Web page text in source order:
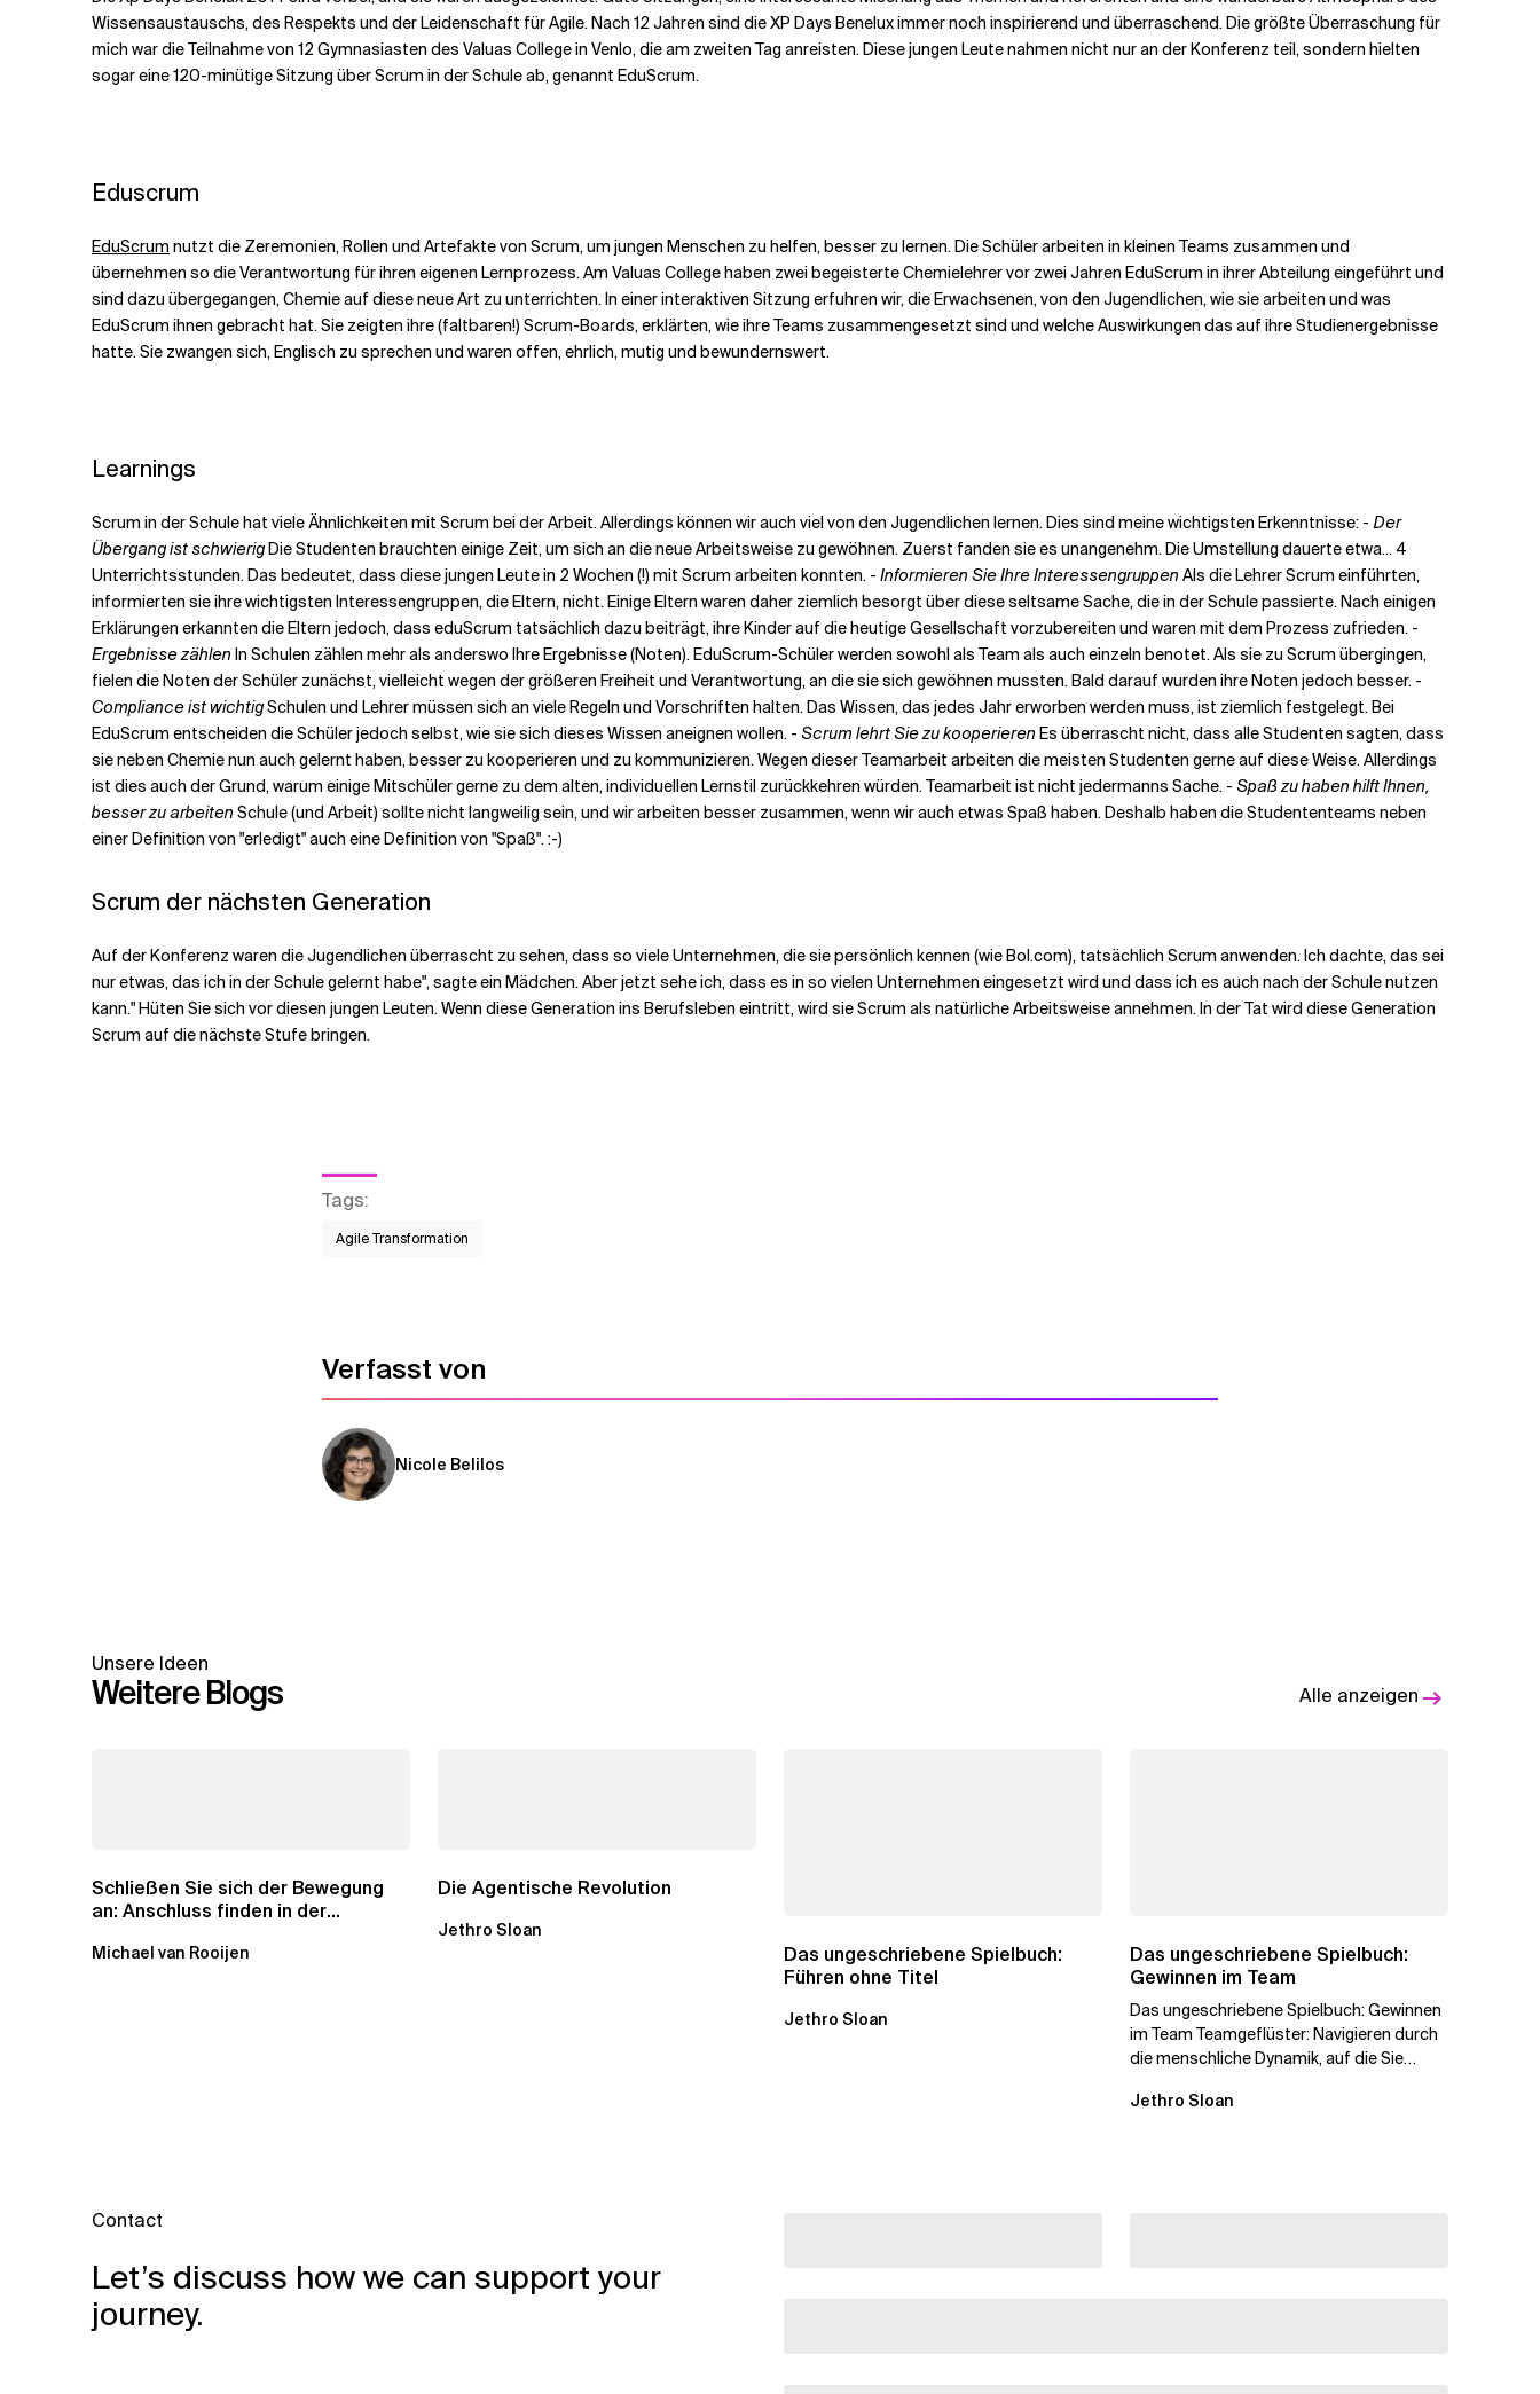
Verwandte Themen
Wissensaustauschs, des Respekts und der Leidenschaft für Agile. Nach 12 Jahren sind die XP Days Benelux immer noch inspirierend und überraschend. Die größte Überraschung für
mich war die Teilnahme von 12 Gymnasiasten des Valuas College in Venlo, die am zweiten Tag anreisten. Diese jungen Leute nahmen nicht nur an der Konferenz teil, sondern hielten
sogar eine 120-minütige Sitzung über Scrum in der Schule ab, genannt EduScrum.
Eduscrum
EduScrum nutzt die Zeremonien, Rollen und Artefakte von Scrum, um jungen Menschen zu helfen, besser zu lernen. Die Schüler arbeiten in kleinen Teams zusammen und
übernehmen so die Verantwortung für ihren eigenen Lernprozess. Am Valuas College haben zwei begeisterte Chemielehrer vor zwei Jahren EduScrum in ihrer Abteilung eingeführt und
sind dazu übergegangen, Chemie auf diese neue Art zu unterrichten. In einer interaktiven Sitzung erfuhren wir, die Erwachsenen, von den Jugendlichen, wie sie arbeiten und was
EduScrum ihnen gebracht hat. Sie zeigten ihre (faltbaren!) Scrum-Boards, erklärten, wie ihre Teams zusammengesetzt sind und welche Auswirkungen das auf ihre Studienergebnisse
hatte. Sie zwangen sich, Englisch zu sprechen und waren offen, ehrlich, mutig und bewundernswert.
Learnings
Scrum in der Schule hat viele Ähnlichkeiten mit Scrum bei der Arbeit. Allerdings können wir auch viel von den Jugendlichen lernen. Dies sind meine wichtigsten Erkenntnisse: - Der
Übergang ist schwierigDie Studenten brauchten einige Zeit, um sich an die neue Arbeitsweise zu gewöhnen. Zuerst fanden sie es unangenehm. Die Umstellung dauerte etwa... 4
Unterrichtsstunden. Das bedeutet, dass diese jungen Leute in 2 Wochen (!) mit Scrum arbeiten konnten. - Informieren Sie Ihre Interessengruppen Als die Lehrer Scrum einführten,
informierten sie ihre wichtigsten Interessengruppen, die Eltern, nicht. Einige Eltern waren daher ziemlich besorgt über diese seltsame Sache, die in der Schule passierte. Nach einigen
Erklärungen erkannten die Eltern jedoch, dass eduScrum tatsächlich dazu beiträgt, ihre Kinder auf die heutige Gesellschaft vorzubereiten und waren mit dem Prozess zufrieden. -
Ergebnisse zählen In Schulen zählen mehr als anderswo Ihre Ergebnisse (Noten). EduScrum-Schüler werden sowohl als Team als auch einzeln benotet. Als sie zu Scrum übergingen,
fielen die Noten der Schüler zunächst, vielleicht wegen der größeren Freiheit und Verantwortung, an die sie sich gewöhnen mussten. Bald darauf wurden ihre Noten jedoch besser. -
Compliance ist wichtigSchulen und Lehrer müssen sich an viele Regeln und Vorschriften halten. Das Wissen, das jedes Jahr erworben werden muss, ist ziemlich festgelegt. Bei
EduScrum entscheiden die Schüler jedoch selbst, wie sie sich dieses Wissen aneignen wollen. - Scrum lehrt Sie zu kooperieren Es überrascht nicht, dass alle Studenten sagten, dass
sie neben Chemie nun auch gelernt haben, besser zu kooperieren und zu kommunizieren. Wegen dieser Teamarbeit arbeiten die meisten Studenten gerne auf diese Weise. Allerdings
ist dies auch der Grund, warum einige Mitschüler gerne zu dem alten, individuellen Lernstil zurückkehren würden. Teamarbeit ist nicht jedermanns Sache. - Spaß zu haben hilft Ihnen,
besser zu arbeiten Schule (und Arbeit) sollte nicht langweilig sein, und wir arbeiten besser zusammen, wenn wir auch etwas Spaß haben. Deshalb haben die Studententeams neben
einer Definition von "erledigt" auch eine Definition von "Spaß". :-)
Scrum der nächsten Generation
Auf der Konferenz waren die Jugendlichen überrascht zu sehen, dass so viele Unternehmen, die sie persönlich kennen (wie Bol.com), tatsächlich Scrum anwenden. Ich dachte, das sei
nur etwas, das ich in der Schule gelernt habe", sagte ein Mädchen. Aber jetzt sehe ich, dass es in so vielen Unternehmen eingesetzt wird und dass ich es auch nach der Schule nutzen
kann." Hüten Sie sich vor diesen jungen Leuten. Wenn diese Generation ins Berufsleben eintritt, wird sie Scrum als natürliche Arbeitsweise annehmen. In der Tat wird diese Generation
Scrum auf die nächste Stufe bringen.
Tags:
Agile Transformation
Verfasst von
Nicole Belilos
Unsere Ideen
Weitere Blogs Alle anzeigen
Schließen Sie sich der Bewegung
an: Anschluss finden in der
Michael van Rooijen
Die Agentische Revolution
Jethro Sloan
Das ungeschriebene Spielbuch:
Führen ohne Titel
Jethro Sloan
Das ungeschriebene Spielbuch:
Gewinnen im Team
Das ungeschriebene Spielbuch: Gewinnen
im Team Teamgeflüster: Navigieren durch
die menschliche Dynamik, auf die Sie
Jethro Sloan
Contact
Let’s discuss how we can support your
journey.